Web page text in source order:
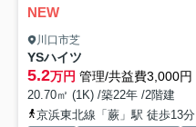
NEW
川口市芝
YSハイツ
5.2万円 管理/共益費3,000円
20.70㎡ (1K) /築22年 /2階建
京浜東北線「蕨」駅 徒歩13分